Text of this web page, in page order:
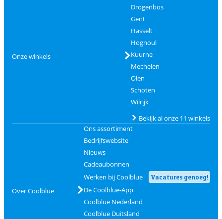
Onze winkels
Drogenbos
Gent
Hasselt
Hognoul
Kuurne
Mechelen
Olen
Schoten
Wilrijk
Bekijk al onze 11 winkels
Over Coolblue
Ons assortiment
Bedrijfswebsite
Nieuws
Cadeaubonnen
Werken bij Coolblue
Vacatures genoeg!
De Coolblue-App
Coolblue Nederland
Coolblue Duitsland